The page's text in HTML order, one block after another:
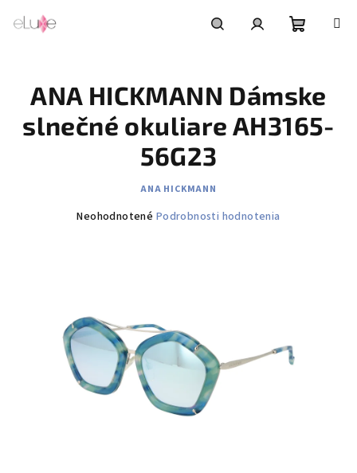
košík
ANA HICKMANN Dámske
slnečné okuliare AH3165-
56G23
ANA HICKMANN
Priemerné
hviezdičiek.
Neohodnotené Podrobnosti hodnotenia